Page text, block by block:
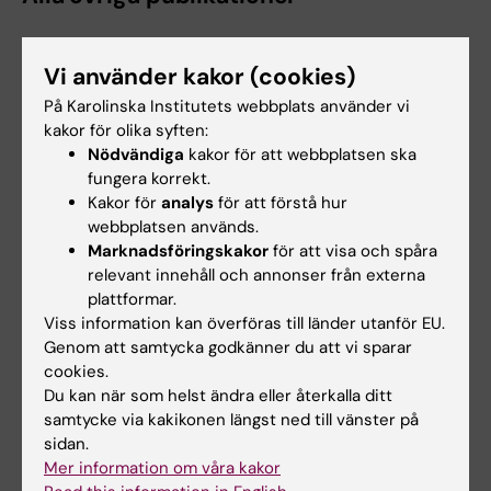
The role of helicobacter pylori in coronary
heart disease : laboratory, observational, and
interventional studies
Sundqvist M
STUDY PROTOCOL:AMERICAN HEART
JOURNAL.2025;286:66-74
HELicobacter Pyloriscreening to prevent
gastrointestinal bleeding in patients with
acute Myocardial Infarction (HELP-MI
SWEDEHEART)- Design and rationale of a
cluster randomized, crossover, registry-based
clinical trial
Hofmann R; James S; Sundqvist MO; Warme J;
Frobert O; Angeras O; Hellstrom PM;
Vi använder kakor (cookies)
På Karolinska Institutets webbplats använder vi
kakor för olika syften:
Nödvändiga kakor för att webbplatsen ska
fungera korrekt.
Kakor för analys för att förstå hur
webbplatsen används.
Marknadsföringskakor för att visa och spåra
relevant innehåll och annonser från externa
plattformar.
Viss information kan överföras till länder utanför EU.
Genom att samtycka godkänner du att vi sparar
cookies.
Du kan när som helst ändra eller återkalla ditt
samtycke via kakikonen längst ned till vänster på
sidan.
Mer information om våra kakor